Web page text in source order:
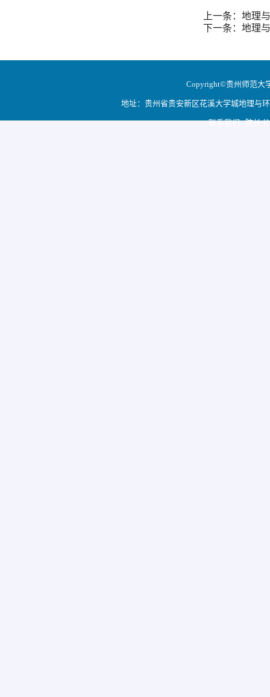
上一条：地理
下一条：地理
Copyright©贵州师范大
地址：贵州省贵安新区花溪大学城地理与
联系我们 院长书